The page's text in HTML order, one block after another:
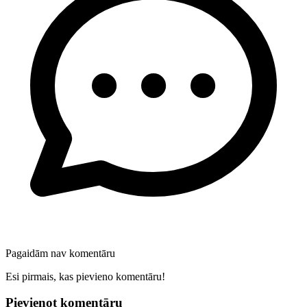
Pagaidām nav komentāru
Esi pirmais, kas pievieno komentāru!
Pievienot komentāru